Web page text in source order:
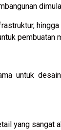
pembuatan
untuk
yang sangat